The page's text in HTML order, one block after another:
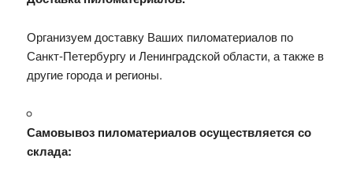
Организуем доставку Ваших пиломатериалов по
Санкт-Петербургу и Ленинградской области, а также в
другие города и регионы.
Самовывоз пиломатериалов осуществляется со
склада: